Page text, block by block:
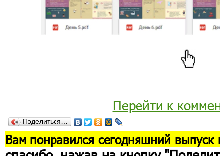
Перейти к
Поделиться…
Вам понравился сегодняшний выпуск